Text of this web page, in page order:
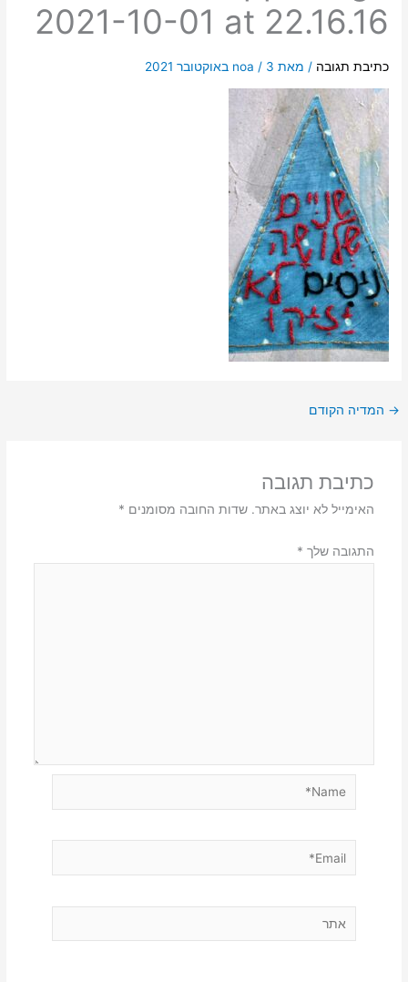
2021-10-01 at 22.16.16
כתיבת תגובה / מאת noa / 3 באוקטובר 2021
→ המדיה הקודם
כתיבת תגובה
האימייל לא יוצג באתר. שדות החובה מסומנים *
התגובה שלך *
Email*